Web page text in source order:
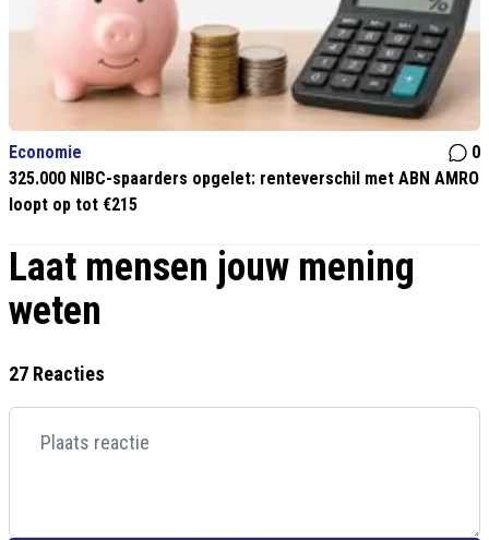
Economie
0
325.000 NIBC-spaarders opgelet: renteverschil met ABN AMRO
loopt op tot €215
Laat mensen jouw mening
weten
27 Reacties